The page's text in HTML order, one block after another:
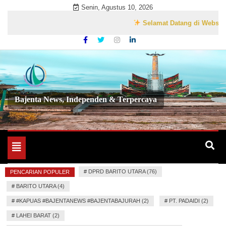
Senin, Agustus 10, 2026
Selamat Datang di Website
Bajenta News, Independen & Terpercaya
Toggle
navigation
PENCARIAN POPULER # DPRD BARITO UTARA (76)
# BARITO UTARA (4)
# #KAPUAS #BAJENTANEWS #BAJENTABAJURAH (2) # PT. PADAIDI (2)
# LAHEI BARAT (2)